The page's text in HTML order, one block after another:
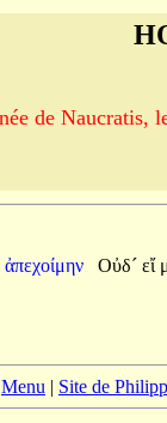
de Naucratis,
ἀπεχοίμην Οὐδ´ εἴ
Menu | Site de